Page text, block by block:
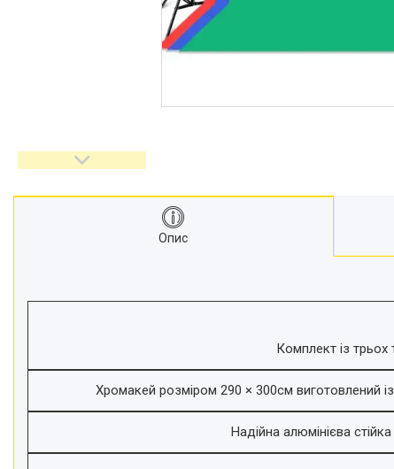
Кільцеві лампи, товари для
Світлодіодні LED-панель,
Стедіками, стабілізатори
Моноподи
Лінзи-об'єктиви для
Мікрофони, стійки, пантографи
Міні вітрові машини
Опис
Комплект із трьох
Хромакей розміром 290 × 300см виготовлений
Надійна алюмінієва